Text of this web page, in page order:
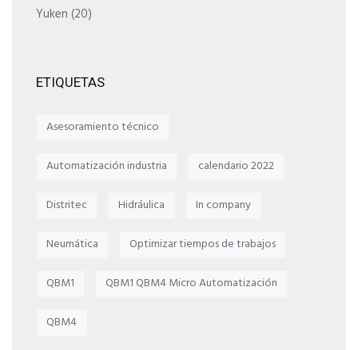
Yuken (20)
ETIQUETAS
Asesoramiento técnico
Automatización industria calendario 2022
Distritec Hidráulica In company
Neumática Optimizar tiempos de trabajos
QBM1 QBM1 QBM4 Micro Automatización
QBM4